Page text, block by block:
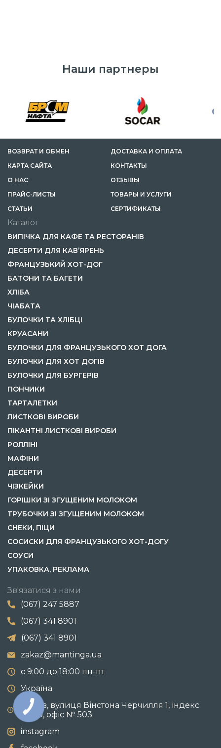
Наши партнеры
ВОЗВРАТ И ОБМЕН
ДОСТАВКА И ОПЛАТА
КАРТА САЙТА
КОНТАКТЫ
О НАС
ОТЗЫВЫ
ПРАЙС-ЛИСТЫ
ТОВАРЫ И УСЛУГИ
CТАТЬИ
СЕРТИФИКАТЫ
Каталог
ВИПІЧКА ДЛЯ КАФЕ ТА РЕСТОРАНІВ
ДЕСЕРТИ ДЛЯ КАВ’ЯРЕНЬ
ФРАНЦУЗЬКИЙ ХОТ-ДОГ
БАТОНИ ТА БАГЕТИ
ХЛІБА
ЧІАБАТА
БУЛОЧКИ ТА ХЛІБЦІ
КРУАСАНИ
БУЛОЧКИ ДЛЯ ФРАНЦУЗЬКОГО ХОТ ДОГА
БУЛОЧКИ ДЛЯ ХОТ ДОГІВ
БУЛОЧКИ ДЛЯ БУРГЕРІВ
ПОНЧИКИ
ТАРТАЛЕТКИ
ЛИСТКОВІ ВИРОБИ
ПІКАНТНІ ЛИСТКОВІ ВИРОБИ
РОЛЛІНІ
МАФІНИ
ДЕСЕРТИ
ЧІЗКЕЙКИ
ГОРІШКИ ЗІ ЗГУЩЕНИМ МОЛОКОМ
ТРУБОЧКИ ЗІ ЗГУЩЕНИМ МОЛОКОМ
СНЕКИ, ПІЦИ
СОСИСКИ ДЛЯ ФРАНЦУЗЬКОГО ХОТ-ДОГУ
СОУСИ
УПАКОВКА, РЕКЛАМА
Зв'язатися з нами
(067) 247 5887
(067) 341 8901
(067) 341 8901
zakaz@mantinga.ua
с 9:00 до 18:00 пн-пт
Україна
м. Київ, вулиця Вінстона Черчилля 1, індекс
02100, офіс № 503
instagram